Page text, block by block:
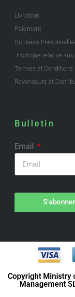
Livraison
Paiement
Données
Politique relative aux
Termes et Conditions
Revendeurs et
Bulletin
Email
S'abonner
Copyright Ministry
Management